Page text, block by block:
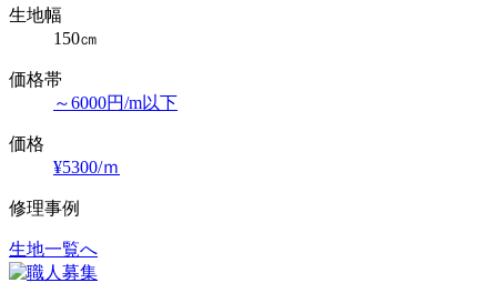
生地幅
150㎝
価格帯
～6000円/m以下
価格
¥5300/ｍ
修理事例
投
生地一覧へ